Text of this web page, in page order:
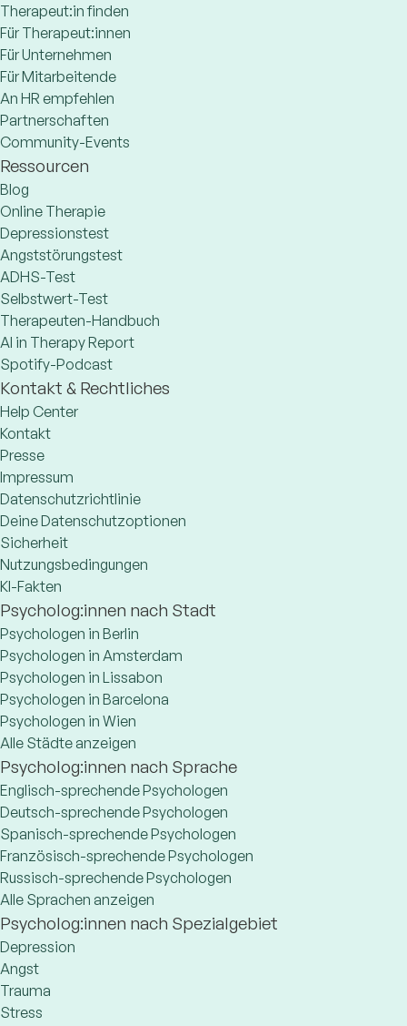
Therapeut:in finden
Für Therapeut:innen
Für Unternehmen
Für Mitarbeitende
An HR empfehlen
Partnerschaften
Community-Events
Ressourcen
Blog
Online Therapie
Depressionstest
Angststörungstest
ADHS-Test
Selbstwert-Test
Therapeuten-Handbuch
AI in Therapy Report
Spotify-Podcast
Kontakt & Rechtliches
Help Center
Kontakt
Presse
Impressum
Datenschutzrichtlinie
Deine Datenschutzoptionen
Sicherheit
Nutzungsbedingungen
KI-Fakten
Psycholog:innen nach Stadt
Psychologen in Berlin
Psychologen in Amsterdam
Psychologen in Lissabon
Psychologen in Barcelona
Psychologen in Wien
Alle Städte anzeigen
Psycholog:innen nach Sprache
Englisch-sprechende Psychologen
Deutsch-sprechende Psychologen
Spanisch-sprechende Psychologen
Französisch-sprechende Psychologen
Russisch-sprechende Psychologen
Alle Sprachen anzeigen
Psycholog:innen nach Spezialgebiet
Depression
Angst
Trauma
Stress